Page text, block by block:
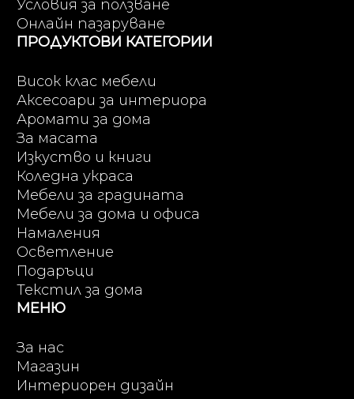
Условия за ползване
Онлайн пазаруване
ПРОДУКТОВИ КАТЕГОРИИ
Висок клас мебели
Аксесоари за интериора
Аромати за дома
За масата
Изкуство и книги
Коледна украса
Мебели за градината
Мебели за дома и офиса
Намаления
Осветление
Подаръци
Текстил за дома
МЕНЮ
За нас
Магазин
Интериорен дизайн